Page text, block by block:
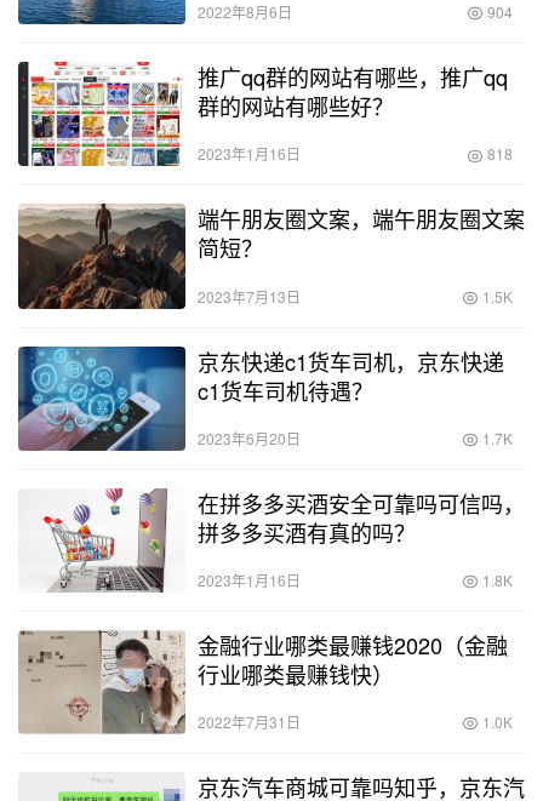
2022年8月6日 904
推广qq群的网站有哪些，推广qq
群的网站有哪些好？
2023年1月16日 818
端午朋友圈文案，端午朋友圈文案
简短？
2023年7月13日 1.5K
京东快递c1货车司机，京东快递
c1货车司机待遇？
2023年6月20日 1.7K
在拼多多买酒安全可靠吗可信吗，
拼多多买酒有真的吗？
2023年1月16日 1.8K
金融行业哪类最赚钱2020（金融
行业哪类最赚钱快）
2022年7月31日 1.0K
京东汽车商城可靠吗知乎，京东汽